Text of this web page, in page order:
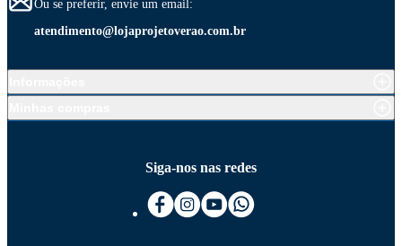
Ou se preferir, envie um email:
atendimento@lojaprojetoverao.com.br
Siga-nos nas redes